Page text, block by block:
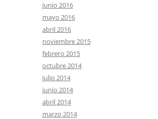
junio 2016
mayo 2016
abril 2016
noviembre 2015
febrero 2015
octubre 2014
julio 2014
junio 2014
abril 2014
marzo 2014